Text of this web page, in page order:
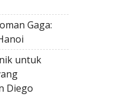
Gaga:
untuk
Diego